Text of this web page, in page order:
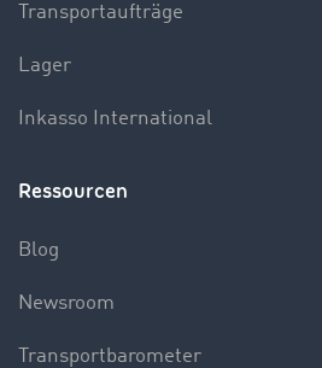
Transportaufträge
Lager
Inkasso International
Ressourcen
Blog
Newsroom
Transportbarometer